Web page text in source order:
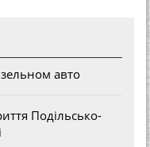
авто
Подільсько-